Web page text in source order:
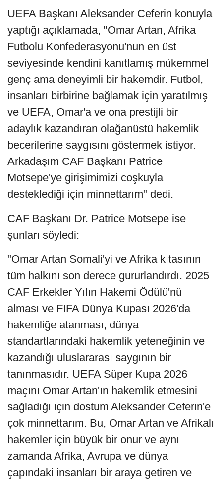
UEFA Başkanı Aleksander Ceferin konuyla
yaptığı açıklamada, "Omar Artan, Afrika
Futbolu Konfederasyonu'nun en üst
seviyesinde kendini kanıtlamış mükemmel
genç ama deneyimli bir hakemdir. Futbol,
insanları birbirine bağlamak için yaratılmış
ve UEFA, Omar'a ve ona prestijli bir
adaylık kazandıran olağanüstü hakemlik
becerilerine saygısını göstermek istiyor.
Arkadaşım CAF Başkanı Patrice
Motsepe'ye girişimimizi coşkuyla
desteklediği için minnettarım" dedi.
CAF Başkanı Dr. Patrice Motsepe ise
şunları söyledi:
"Omar Artan Somali'yi ve Afrika kıtasının
tüm halkını son derece gururlandırdı. 2025
CAF Erkekler Yılın Hakemi Ödülü'nü
alması ve FIFA Dünya Kupası 2026'da
hakemliğe atanması, dünya
standartlarındaki hakemlik yeteneğinin ve
kazandığı uluslararası saygının bir
tanınmasıdır. UEFA Süper Kupa 2026
maçını Omar Artan'ın hakemlik etmesini
sağladığı için dostum Aleksander Ceferin'e
çok minnettarım. Bu, Omar Artan ve Afrikalı
hakemler için büyük bir onur ve aynı
zamanda Afrika, Avrupa ve dünya
çapındaki insanları bir araya getiren ve